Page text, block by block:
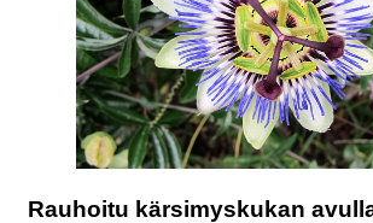
Rauhoitu kärsimyskukan